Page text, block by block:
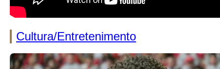
Cultura/Entretenimento